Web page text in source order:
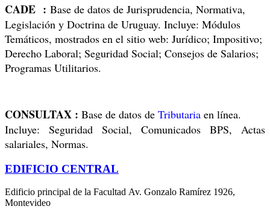
CADE : Base de datos de Jurisprudencia, Normativa,
Legislación y Doctrina de Uruguay. Incluye: Módulos
Temáticos, mostrados en el sitio web: Jurídico; Impositivo;
Derecho Laboral; Seguridad Social; Consejos de Salarios;
Programas Utilitarios.
CONSULTAX : Base de datos de Tributaria en línea.
Incluye: Seguridad Social, Comunicados BPS, Actas
salariales, Normas.
EDIFICIO CENTRAL
Edificio principal de la Facultad Av. Gonzalo Ramírez 1926,
Montevideo